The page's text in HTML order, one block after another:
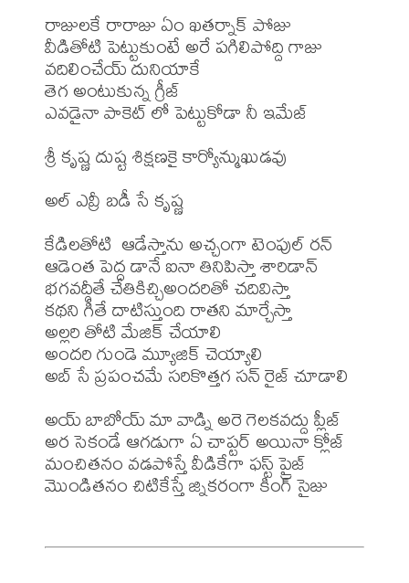
రాజులకే రారాజు ఏం ఖతర్నాక్ పోజు
వీడితోటి పెట్టుకుంటే అరే పగిలిపోద్ది గాజు
వదిలించేయ్ దునియాకే
తెగ అంటుకున్న గ్రీజ్
ఎవడైనా పాకెట్ లో పెట్టుకోడా నీ ఇమేజ్
శ్రీ కృష్ణ దుష్ట శిక్షణకై కార్యోన్ముఖుడవు
అల్ ఎవ్రీ బడీ సే కృష్ణ
కేడిలతోటి  ఆడేస్తాను అచ్చంగా టెంపుల్ రన్
ఆడెంత పెద్ద డానే ఐనా తినిపిస్తా శారిడాన్
భగవద్గీతే చేతికిచ్చిఅందరితో చదివిస్తా
కథని గీతే దాటిస్తుంది రాతని మార్చేస్తా
అల్లరి తోటి మేజిక్ చేయాలి
అందరి గుండె మ్యూజిక్ చెయ్యాలి
అబ్ సే ప్రపంచమే సరికొత్తగ సన్ రైజ్ చూడాలి
అయ్ బాబోయ్ మా వాడ్ని అరె గెలకవద్దు ప్లీజ్
అర సెకండే ఆగడుగా ఏ చాప్టర్ అయినా క్లోజ్
మంచితనం వడపోస్తే వీడికేగా ఫస్ట్ ప్రైజ్
మొండితనం చిటికేస్తే జ్నికరంగా కింగ్ సైజు